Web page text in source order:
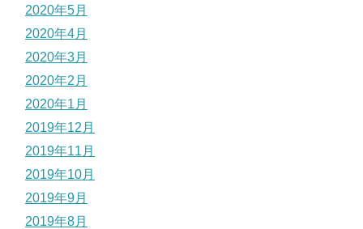
2020年5月
2020年4月
2020年3月
2020年2月
2020年1月
2019年12月
2019年11月
2019年10月
2019年9月
2019年8月